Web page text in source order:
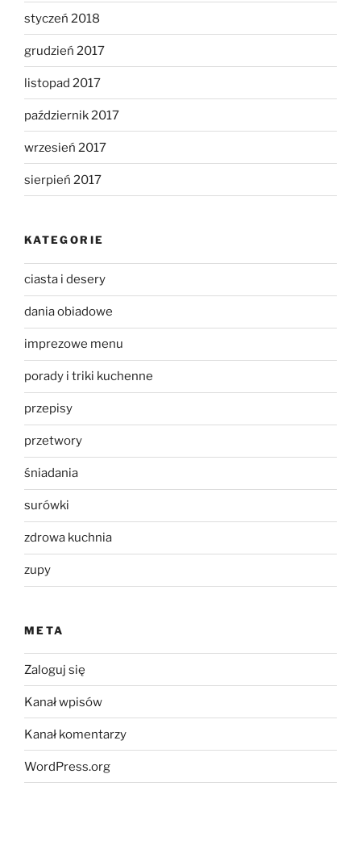
styczeń 2018
grudzień 2017
listopad 2017
październik 2017
wrzesień 2017
sierpień 2017
KATEGORIE
ciasta i desery
dania obiadowe
imprezowe menu
porady i triki kuchenne
przepisy
przetwory
śniadania
surówki
zdrowa kuchnia
zupy
META
Zaloguj się
Kanał wpisów
Kanał komentarzy
WordPress.org